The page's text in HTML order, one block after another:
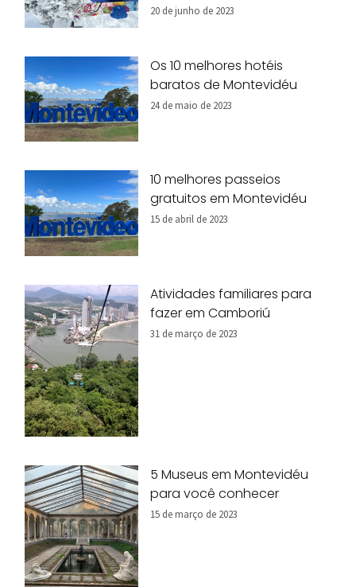
20 de junho de 2023
Os 10 melhores hotéis
baratos de Montevidéu
24 de maio de 2023
10 melhores passeios
gratuitos em Montevidéu
15 de abril de 2023
Atividades familiares para
fazer em Camboriú
31 de março de 2023
5 Museus em Montevidéu
para você conhecer
15 de março de 2023